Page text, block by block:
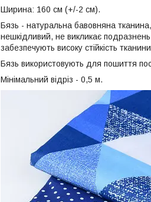
Ширина: 160 см (+/-2 см).
Бязь - натуральна бавовняна
нешкідливий, не викликає
забезпечують високу стійкість
Бязь використовують для пошиття
Мінімальний відріз - 0,5 м.